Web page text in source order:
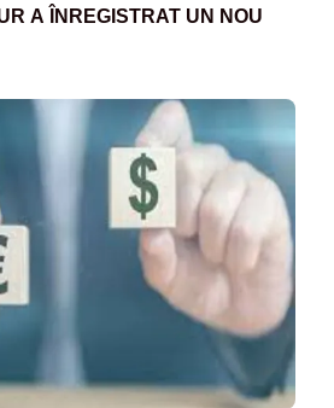
A ÎNREGISTRAT UN NOU